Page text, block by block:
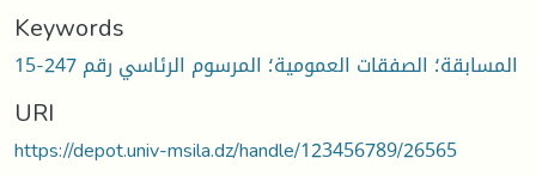
Keywords
المسابقة؛ الصفقات العمومية؛ المرسوم الرئاسي رقم 247-15
URI
https://depot.univ-msila.dz/handle/123456789/26565